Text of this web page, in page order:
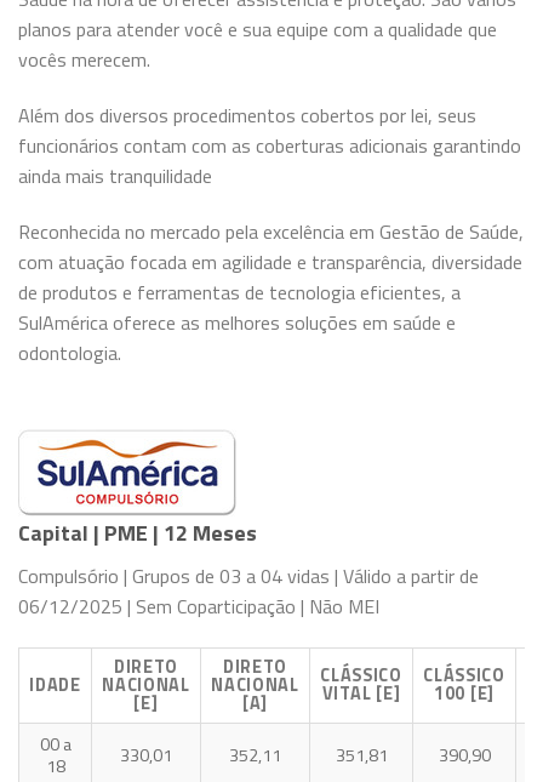
planos para atender você e sua equipe com a qualidade que
vocês merecem.
Além dos diversos procedimentos cobertos por lei, seus
funcionários contam com as coberturas adicionais garantindo
ainda mais tranquilidade
Reconhecida no mercado pela excelência em Gestão de Saúde,
com atuação focada em agilidade e transparência, diversidade
de produtos e ferramentas de tecnologia eficientes, a
SulAmérica oferece as melhores soluções em saúde e
odontologia.
Capital | PME | 12 Meses
Compulsório | Grupos de 03 a 04 vidas | Válido a partir de
06/12/2025 | Sem Coparticipação | Não MEI
IDADE
DIRETO
NACIONAL
[E]
DIRETO
NACIONAL
[A]
CLÁSSICO
VITAL [E]
CLÁSSICO
100 [E]
00 a
18
330,01 352,11 351,81 390,90